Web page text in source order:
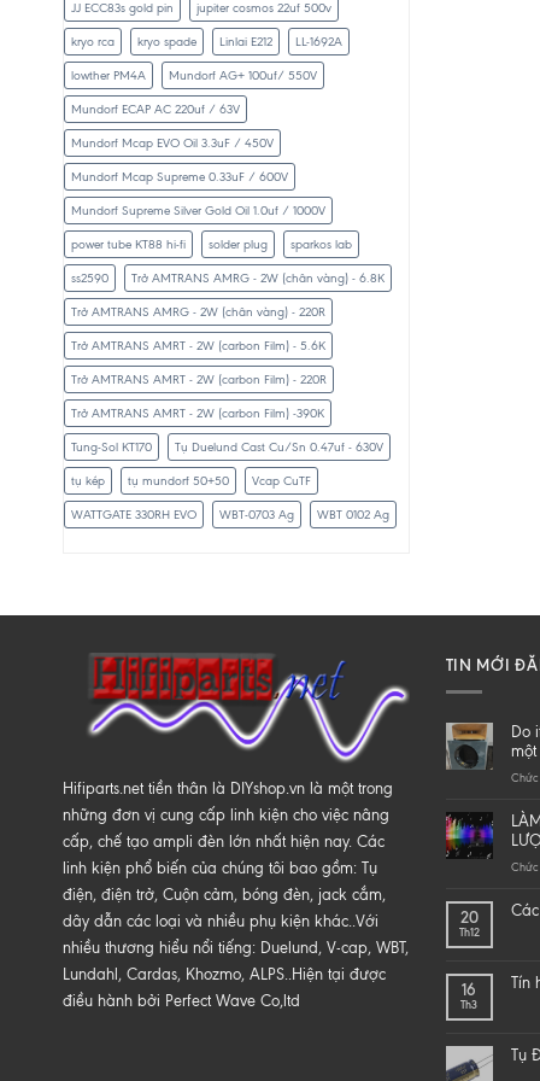
JJ ECC83s gold pin jupiter cosmos 22uf 500v
kryo rca kryo spade Linlai E212 LL-1692A
lowther PM4A Mundorf AG+ 100uf/ 550V
Mundorf ECAP AC 220uf / 63V
Mundorf Mcap EVO Oil 3.3uF / 450V
Mundorf Mcap Supreme 0.33uF / 600V
Mundorf Supreme Silver Gold Oil 1.0uf / 1000V
power tube KT88 hi-fi solder plug sparkos lab
ss2590 Trở AMTRANS AMRG - 2W (chân vàng) - 6.8K
Trở AMTRANS AMRG - 2W (chân vàng) - 220R
Trở AMTRANS AMRT - 2W (carbon Film) - 5.6K
Trở AMTRANS AMRT - 2W (carbon Film) - 220R
Trở AMTRANS AMRT - 2W (carbon Film) -390K
Tung-Sol KT170 Tụ Duelund Cast Cu/Sn 0.47uf - 630V
tụ kép tụ mundorf 50+50 Vcap CuTF
WATTGATE 330RH EVO WBT-0703 Ag WBT 0102 Ag
Hifiparts.net tiền thân là DIYshop.vn là một trong
những đơn vị cung cấp linh kiện cho việc nâng
cấp, chế tạo ampli đèn lớn nhất hiện nay. Các
linh kiện phổ biến của chúng tôi bao gồm: Tụ
điện, điện trở, Cuộn cảm, bóng đèn, jack cắm,
dây dẫn các loại và nhiều phụ kiện khác..Với
nhiều thương hiểu nổi tiếng: Duelund, V-cap, WBT,
Lundahl, Cardas, Khozmo, ALPS..Hiện tại được
điều hành bởi Perfect Wave Co,ltd
TIN MỚI
Do
Chức
Chức
20
Th12
16
Th3
Tín
Tụ